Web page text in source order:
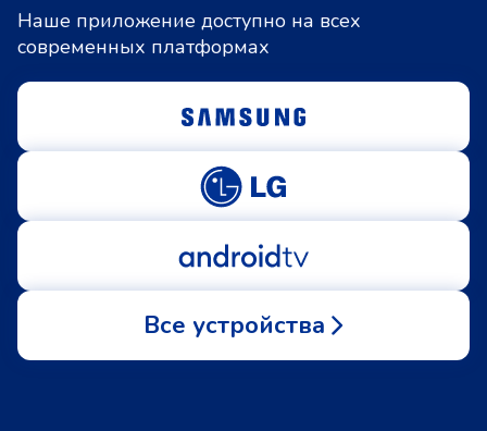
Наше приложение доступно на всех
современных платформах
Все устройства